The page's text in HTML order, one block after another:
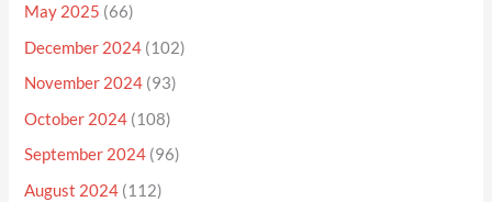
May 2025 (66)
December 2024 (102)
November 2024 (93)
October 2024 (108)
September 2024 (96)
August 2024 (112)